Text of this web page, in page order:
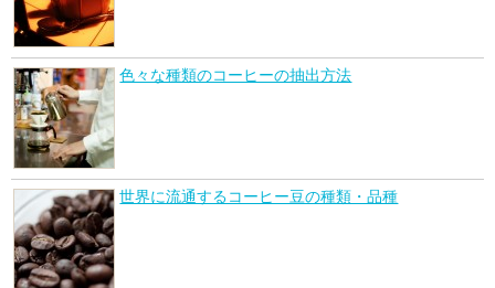
色々な種類のコーヒーの抽出方法
世界に流通するコーヒー豆の種類・品種